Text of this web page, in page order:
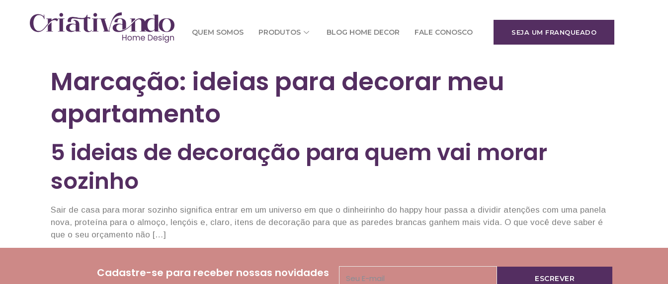
QUEM SOMOS PRODUTOS BLOG HOME DECOR FALE CONOSCO SEJA UM FRANQUEADO
Marcação: ideias para decorar meu
apartamento
5 ideias de decoração para quem vai morar
sozinho
Sair de casa para morar sozinho significa entrar em um universo em que o dinheirinho do happy hour passa a dividir atenções com uma panela
nova, proteína para o almoço, lençóis e, claro, itens de decoração para que as paredes brancas ganhem mais vida. O que você deve saber é
que o seu orçamento não […]
Cadastre-se para receber nossas novidades ESCREVER